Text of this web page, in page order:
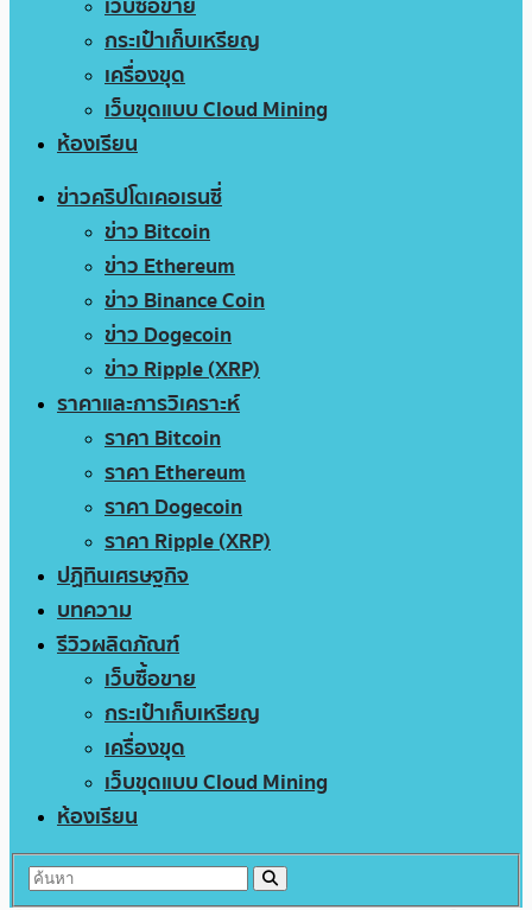
กระเป๋าเก็บเหรียญ
เครื่องขุด
เว็บขุดแบบ Cloud Mining
ห้องเรียน
ข่าวคริปโตเคอเรนซี่
ข่าว Bitcoin
ข่าว Ethereum
ข่าว Binance Coin
ข่าว Dogecoin
ข่าว Ripple (XRP)
ราคาและการวิเคราะห์
ราคา Bitcoin
ราคา Ethereum
ราคา Dogecoin
ราคา Ripple (XRP)
ปฏิทินเศรษฐกิจ
บทความ
รีวิวผลิตภัณฑ์
เว็บซื้อขาย
กระเป๋าเก็บเหรียญ
เครื่องขุด
เว็บขุดแบบ Cloud Mining
ห้องเรียน